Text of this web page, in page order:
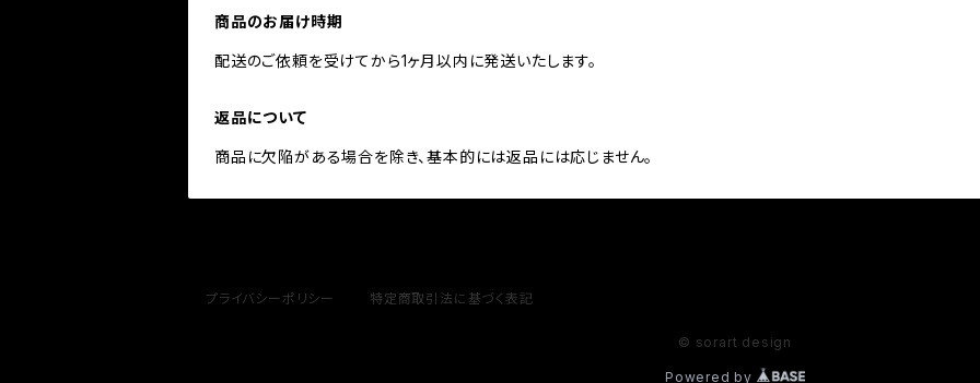
商品のお届け時期
配送のご依頼を受けてから1ヶ月以内に発送いたします。
返品について
商品に欠陥がある場合を除き、基本的には返品には応じません。
プライバシーポリシー 特定商取引法に基づく表記
© sorart design
Powered by